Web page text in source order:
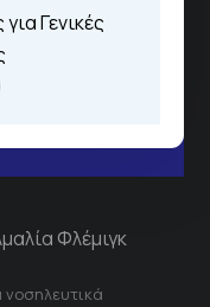
Γενικές
eΡαντεβού
πύλη του
Φλέμιγκ
νοσηλευτικά